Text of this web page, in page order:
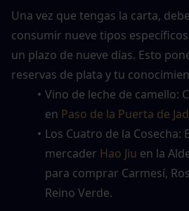
Una vez que tengas la carta,
consumir nueve tipos
un plazo de nueve días. Esto
reservas de plata y tu
Vino de leche de camello:
en Paso de la Puerta de
Los Cuatro de la Cosecha:
mercader Hao Jiu en la
para comprar Carmesí,
Reino Verde.